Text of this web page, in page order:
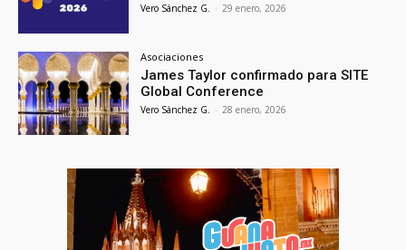
Vero Sánchez G. - 29 enero, 2026
Asociaciones
James Taylor confirmado para SITE
Global Conference
Vero Sánchez G. - 28 enero, 2026